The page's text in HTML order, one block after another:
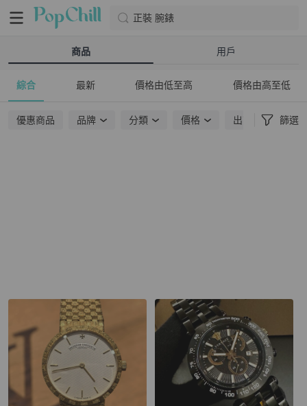
正裝 腕錶
商品 用戶
綜合 最新 價格由低至高 價格由高至低
優惠商品 品牌 分類 價格 出貨地點 篩選